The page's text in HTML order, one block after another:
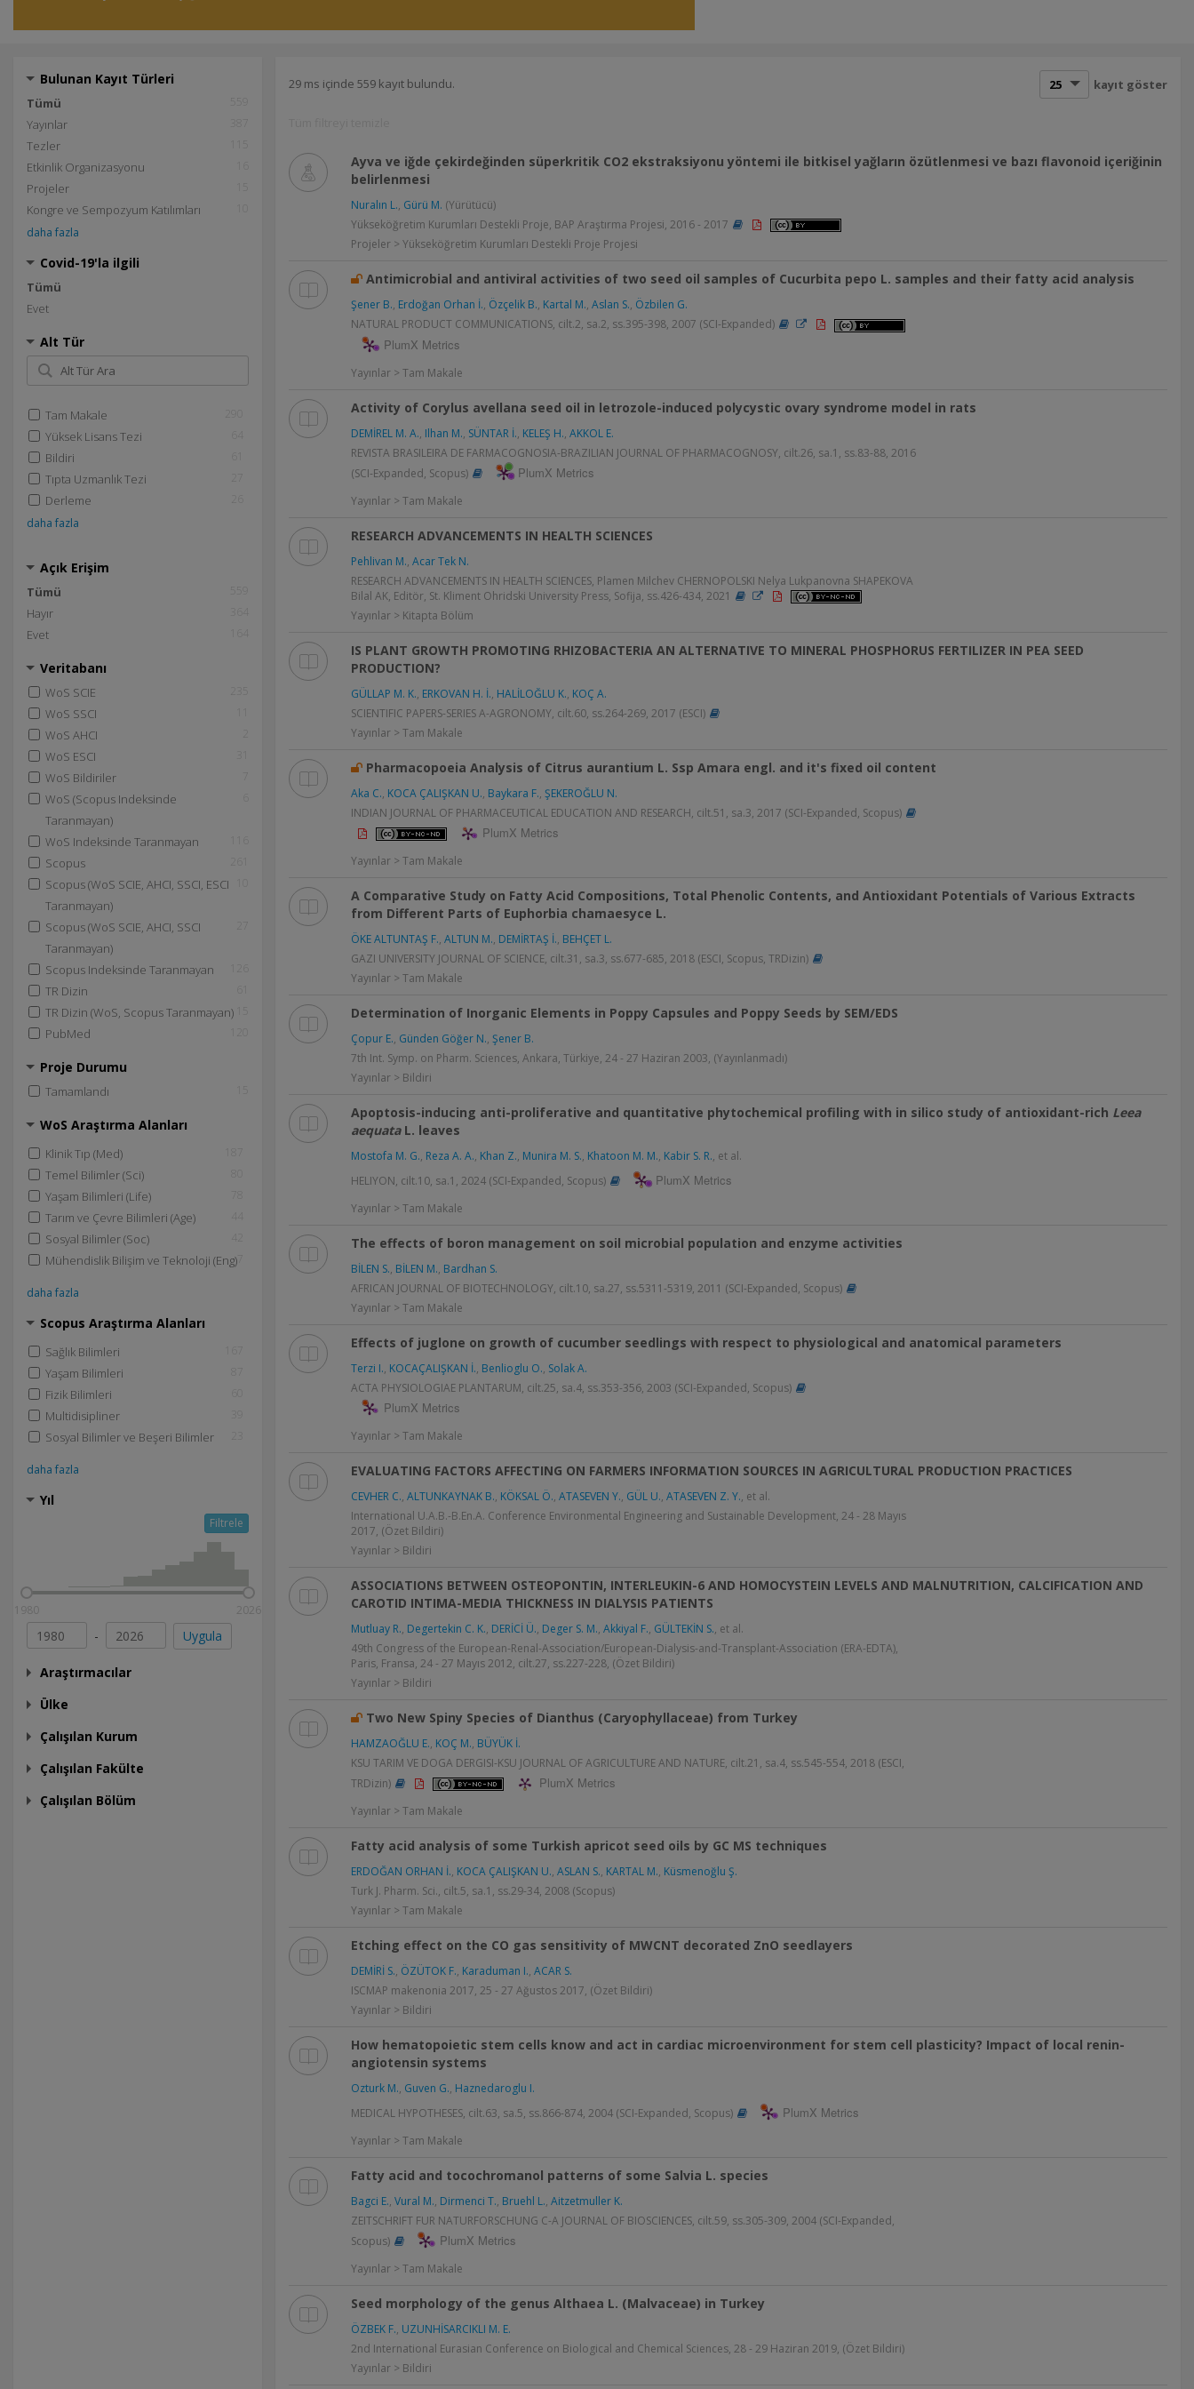
Bulunan Kayıt Türleri
Tümü
Yayınlar
Tezler
Etkinlik Organizasyonu
Projeler
Kongre ve Sempozyum Katılımları
daha fazla
Covid-19'la ilgili
Tümü
Evet
Alt Tür
Tam Makale
Yüksek Lisans Tezi
Bildiri
Tıpta Uzmanlık Tezi
Derleme
daha fazla
Açık Erişim
Tümü
Hayır
Evet
Veritabanı
WoS SCIE
WoS SSCI
WoS AHCI
WoS ESCI
WoS Bildiriler
WoS (Scopus Indeksinde
Taranmayan)
WoS Indeksinde Taranmayan
Scopus
Scopus (WoS SCIE, AHCI, SSCI, ESCI
Taranmayan)
Scopus (WoS SCIE, AHCI, SSCI
Taranmayan)
Scopus Indeksinde Taranmayan
TR Dizin
TR Dizin (WoS, Scopus Taranmayan)
PubMed
Proje Durumu
Tamamlandı
WoS Araştırma Alanları
Klinik Tıp (Med)
Temel Bilimler (Sci)
Yaşam Bilimleri (Life)
Tarım ve Çevre Bilimleri (Age)
Sosyal Bilimler (Soc)
Mühendislik Bilişim ve Teknoloji (Eng)
daha fazla
Scopus Araştırma Alanları
Sağlık Bilimleri
Yaşam Bilimleri
Fizik Bilimleri
Multidisipliner
Sosyal Bilimler ve Beşeri Bilimler
daha fazla
Yıl
Filtrele
1980 2026
- Uygula
Araştırmacılar
Ülke
Çalışılan Kurum
Çalışılan Fakülte
Çalışılan Bölüm
29 ms içinde 559 kayıt bulundu. kayıt göster
Ayva ve iğde çekirdeğinden süperkritik CO2 ekstraksiyonu yöntemi ile bitkisel yağların özütlenmesi ve bazı flavonoid içeriğinin
belirlenmesi
Nuralın L., Gürü M. (Yürütücü)
Yükseköğretim Kurumları Destekli Proje, BAP Araştırma Projesi, 2016 - 2017
Projeler > Yükseköğretim Kurumları Destekli Proje Projesi
Antimicrobial and antiviral activities of two seed oil samples of Cucurbita pepo L. samples and their fatty acid analysis
Şener B., Erdoğan Orhan İ., Özçelik B., Kartal M., Aslan S., Özbilen G.
NATURAL PRODUCT COMMUNICATIONS, cilt.2, sa.2, ss.395-398, 2007 (SCI-Expanded)
PlumX Metrics
Yayınlar > Tam Makale
Activity of Corylus avellana seed oil in letrozole-induced polycystic ovary syndrome model in rats
DEMİREL M. A., Ilhan M., SÜNTAR İ., KELEŞ H., AKKOL E.
REVISTA BRASILEIRA DE FARMACOGNOSIA-BRAZILIAN JOURNAL OF PHARMACOGNOSY, cilt.26, sa.1, ss.83-88, 2016
(SCI-Expanded, Scopus)
PlumX Metrics
Yayınlar > Tam Makale
RESEARCH ADVANCEMENTS IN HEALTH SCIENCES
Pehlivan M., Acar Tek N.
RESEARCH ADVANCEMENTS IN HEALTH SCIENCES, Plamen Milchev CHERNOPOLSKI Nelya Lukpanovna SHAPEKOVA
Bilal AK, Editör, St. Kliment Ohridski University Press, Sofija, ss.426-434, 2021
Yayınlar > Kitapta Bölüm
IS PLANT GROWTH PROMOTING RHIZOBACTERIA AN ALTERNATIVE TO MINERAL PHOSPHORUS FERTILIZER IN PEA SEED
PRODUCTION?
GÜLLAP M. K., ERKOVAN H. İ., HALİLOĞLU K., KOÇ A.
SCIENTIFIC PAPERS-SERIES A-AGRONOMY, cilt.60, ss.264-269, 2017 (ESCI)
Yayınlar > Tam Makale
Pharmacopoeia Analysis of Citrus aurantium L. Ssp Amara engl. and it's fixed oil content
Aka C., KOCA ÇALIŞKAN U., Baykara F., ŞEKEROĞLU N.
INDIAN JOURNAL OF PHARMACEUTICAL EDUCATION AND RESEARCH, cilt.51, sa.3, 2017 (SCI-Expanded, Scopus)
PlumX Metrics
Yayınlar > Tam Makale
A Comparative Study on Fatty Acid Compositions, Total Phenolic Contents, and Antioxidant Potentials of Various Extracts
from Different Parts of Euphorbia chamaesyce L.
ÖKE ALTUNTAŞ F., ALTUN M., DEMİRTAŞ İ., BEHÇET L.
GAZI UNIVERSITY JOURNAL OF SCIENCE, cilt.31, sa.3, ss.677-685, 2018 (ESCI, Scopus, TRDizin)
Yayınlar > Tam Makale
Determination of Inorganic Elements in Poppy Capsules and Poppy Seeds by SEM/EDS
Çopur E., Günden Göğer N., Şener B.
7th Int. Symp. on Pharm. Sciences, Ankara, Türkiye, 24 - 27 Haziran 2003, (Yayınlanmadı)
Yayınlar > Bildiri
Apoptosis-inducing anti-proliferative and quantitative phytochemical profiling with in silico study of antioxidant-rich Leea
aequataL. leaves
Mostofa M. G., Reza A. A., Khan Z., Munira M. S., Khatoon M. M., Kabir S. R., et al.
HELIYON, cilt.10, sa.1, 2024 (SCI-Expanded, Scopus)
PlumX Metrics
Yayınlar > Tam Makale
The effects of boron management on soil microbial population and enzyme activities
BİLEN S., BİLEN M., Bardhan S.
AFRICAN JOURNAL OF BIOTECHNOLOGY, cilt.10, sa.27, ss.5311-5319, 2011 (SCI-Expanded, Scopus)
Yayınlar > Tam Makale
Effects of juglone on growth of cucumber seedlings with respect to physiological and anatomical parameters
Terzi I., KOCAÇALIŞKAN İ., Benlioglu O., Solak A.
ACTA PHYSIOLOGIAE PLANTARUM, cilt.25, sa.4, ss.353-356, 2003 (SCI-Expanded, Scopus)
PlumX Metrics
Yayınlar > Tam Makale
EVALUATING FACTORS AFFECTING ON FARMERS INFORMATION SOURCES IN AGRICULTURAL PRODUCTION PRACTICES
CEVHER C., ALTUNKAYNAK B., KÖKSAL Ö., ATASEVEN Y., GÜL U., ATASEVEN Z. Y., et al.
International U.A.B.-B.En.A. Conference Environmental Engineering and Sustainable Development, 24 - 28 Mayıs
2017, (Özet Bildiri)
Yayınlar > Bildiri
ASSOCIATIONS BETWEEN OSTEOPONTIN, INTERLEUKIN-6 AND HOMOCYSTEIN LEVELS AND MALNUTRITION, CALCIFICATION AND
CAROTID INTIMA-MEDIA THICKNESS IN DIALYSIS PATIENTS
Mutluay R., Degertekin C. K., DERİCİ Ü., Deger S. M., Akkiyal F., GÜLTEKİN S., et al.
49th Congress of the European-Renal-Association/European-Dialysis-and-Transplant-Association (ERA-EDTA),
Paris, Fransa, 24 - 27 Mayıs 2012, cilt.27, ss.227-228, (Özet Bildiri)
Yayınlar > Bildiri
Two New Spiny Species of Dianthus (Caryophyllaceae) from Turkey
HAMZAOĞLU E., KOÇ M., BÜYÜK İ.
KSU TARIM VE DOGA DERGISI-KSU JOURNAL OF AGRICULTURE AND NATURE, cilt.21, sa.4, ss.545-554, 2018 (ESCI,
TRDizin)
PlumX Metrics
Yayınlar > Tam Makale
Fatty acid analysis of some Turkish apricot seed oils by GC MS techniques
ERDOĞAN ORHAN İ., KOCA ÇALIŞKAN U., ASLAN S., KARTAL M., Küsmenoğlu Ş.
Turk J. Pharm. Sci., cilt.5, sa.1, ss.29-34, 2008 (Scopus)
Yayınlar > Tam Makale
Etching effect on the CO gas sensitivity of MWCNT decorated ZnO seedlayers
DEMİRİ S., ÖZÜTOK F., Karaduman I., ACAR S.
ISCMAP makenonia 2017, 25 - 27 Ağustos 2017, (Özet Bildiri)
Yayınlar > Bildiri
How hematopoietic stem cells know and act in cardiac microenvironment for stem cell plasticity? Impact of local renin-
angiotensin systems
Ozturk M., Guven G., Haznedaroglu I.
MEDICAL HYPOTHESES, cilt.63, sa.5, ss.866-874, 2004 (SCI-Expanded, Scopus)
PlumX Metrics
Yayınlar > Tam Makale
Fatty acid and tocochromanol patterns of some Salvia L. species
Bagci E., Vural M., Dirmenci T., Bruehl L., Aitzetmuller K.
ZEITSCHRIFT FUR NATURFORSCHUNG C-A JOURNAL OF BIOSCIENCES, cilt.59, ss.305-309, 2004 (SCI-Expanded,
Scopus)
PlumX Metrics
Yayınlar > Tam Makale
Seed morphology of the genus Althaea L. (Malvaceae) in Turkey
ÖZBEK F., UZUNHİSARCIKLI M. E.
2nd International Eurasian Conference on Biological and Chemical Sciences, 28 - 29 Haziran 2019, (Özet Bildiri)
Yayınlar > Bildiri